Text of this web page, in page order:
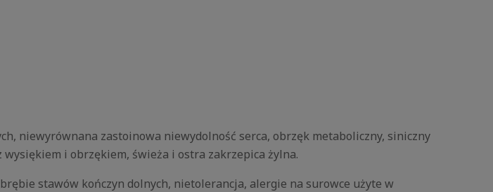
niewyrównana zastoinowa niewydolność serca, obrzęk metaboliczny, siniczny
i obrzękiem, świeża i ostra zakrzepica żylna.
stawów kończyn dolnych, nietolerancja, alergie na surowce użyte w